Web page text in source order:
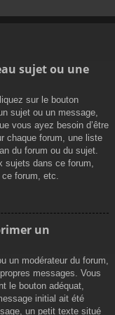
sujet ou une
sur le bouton
sujet ou un message,
vous ayez besoin d’être
chaque forum, une liste
du forum ou du sujet.
sujets dans ce forum,
forum, etc.
un
un modérateur du forum,
messages. Vous
le bouton adéquat,
initial ait été
un petit texte situé